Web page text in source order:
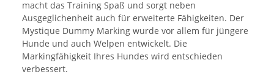
macht das Training Spaß und sorgt neben
Ausgeglichenheit auch für erweiterte Fähigkeiten. Der
Mystique Dummy Marking wurde vor allem für jüngere
Hunde und auch Welpen entwickelt. Die
Markingfähigkeit Ihres Hundes wird entschieden
verbessert.